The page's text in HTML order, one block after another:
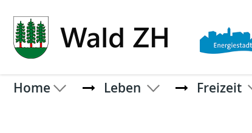
Kopfzeile
Home Leben Freizeit